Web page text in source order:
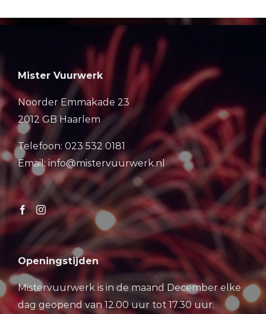
Mister Vuurwerk
Noorder Emmakade 23
2012 GB Haarlem
Telefoon: 023 532 0181
Email: info@mistervuurwerk.nl
Openingstijden
Mistervuurwerk is in de maand December elke
dag geopend van 12.00 uur tot 17.30 uur.